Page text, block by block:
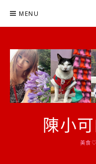
MENU
陳小
美食